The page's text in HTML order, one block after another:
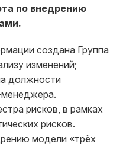
по внедрению
создана Группа
изменений;
должности
менеджера.
рисков, в рамках
рисков.
модели «трёх